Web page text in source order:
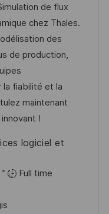
de flux
chez Thales.
des
de production,
la fiabilité et la
maintenant
!
logiciel et
Full time